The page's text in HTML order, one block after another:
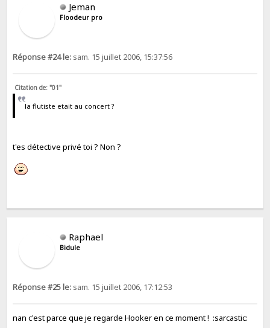
Jeman
Floodeur pro
Réponse #24 le: sam. 15 juillet 2006, 15:37:56
Citation de: "01"
la flutiste etait au concert ?
t'es détective privé toi ? Non ?
Raphael
Bidule
Réponse #25 le: sam. 15 juillet 2006, 17:12:53
nan c'est parce que je regarde Hooker en ce moment ! :sarcastic: